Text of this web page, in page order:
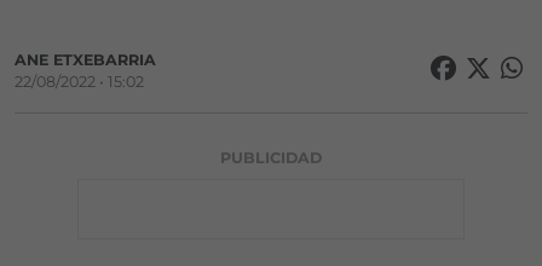
ANE ETXEBARRIA
22/08/2022 • 15:02
PUBLICIDAD